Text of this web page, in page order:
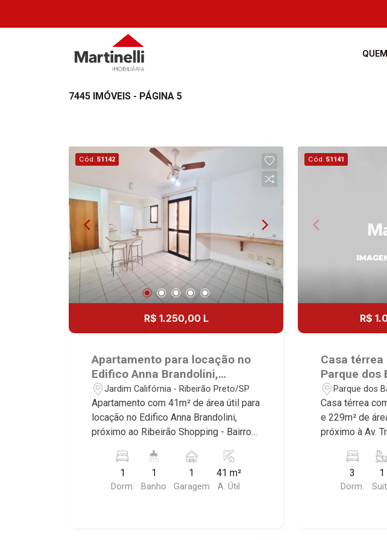
7445 IMÓVEIS - PÁGINA 5
Cód. 51142
R$ 1.250,00 L
Apartamento para locação no
Edifico Anna Brandolini,
próximo ao Ribeirão Shopping -
Ribeirão Preto/SP.
Jardim Califórnia - Ribeirão Preto/SP
Apartamento com 41m² de área útil para
locação no Edifico Anna Brandolini,
próximo ao Ribeirão Shopping - Bairro
Conheça as características deste
imóvel que a Martinelli Imobiliária
selecionou para você: - 41m² de área
1
Dorm.
1
Banho
1
Garagem
41 m²
A. Útil
Cód. 51141
R$
Casa térrea
Parque dos
próximo à
Ribeirão
Parque dos
Preto/SP
Casa térrea
e 229m² de
próximo à Av.
Preto/SP. Conheça as características
deste imóvel
Imobiliária
3
Dorm.
1